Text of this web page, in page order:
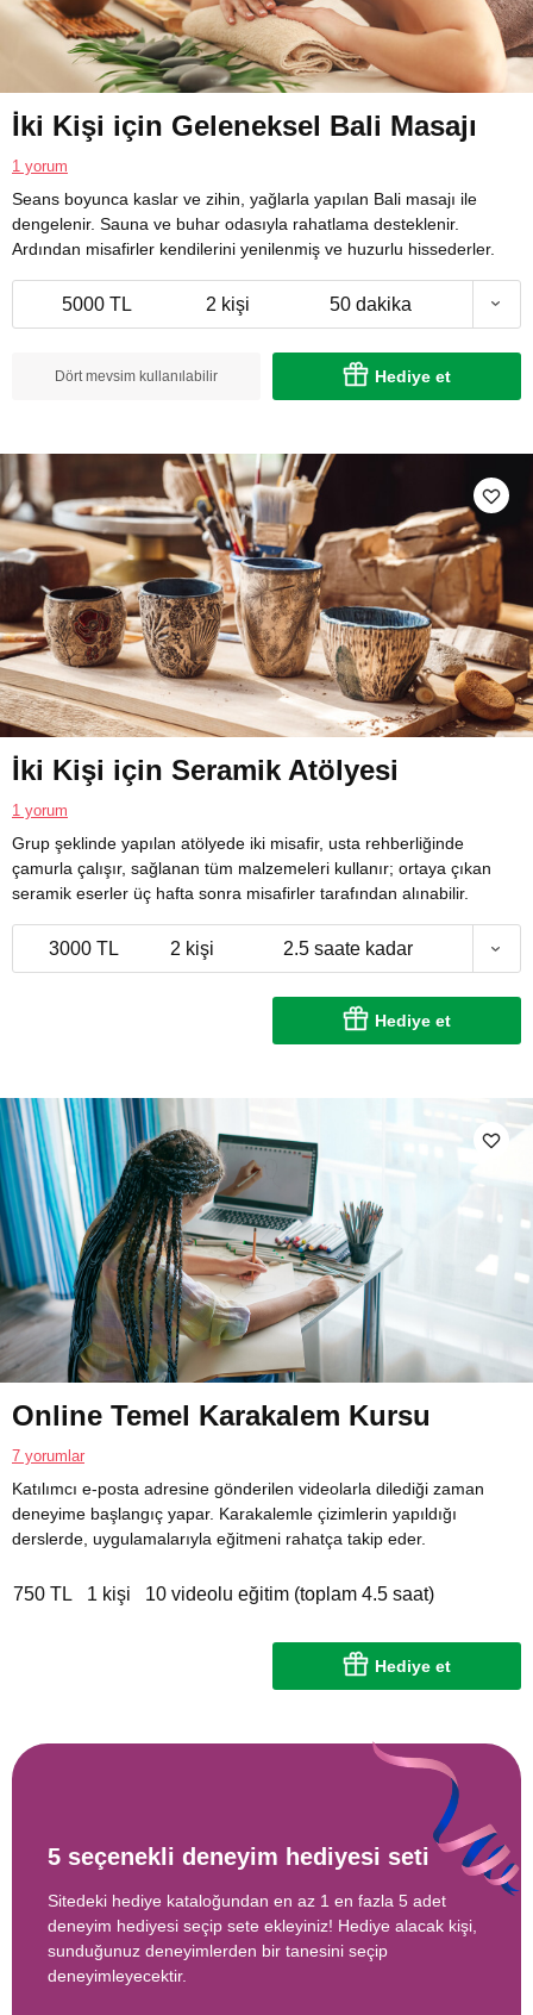
İki Kişi için Geleneksel Bali Masajı
1 yorum
Seans boyunca kaslar ve zihin, yağlarla yapılan Bali masajı ile
dengelenir. Sauna ve buhar odasıyla rahatlama desteklenir.
Ardından misafirler kendilerini yenilenmiş ve huzurlu hissederler.
5000 TL 2 kişi 50 dakika
Dört mevsim kullanılabilir Hediye et
İki Kişi için Seramik Atölyesi
1 yorum
Grup şeklinde yapılan atölyede iki misafir, usta rehberliğinde
çamurla çalışır, sağlanan tüm malzemeleri kullanır; ortaya çıkan
seramik eserler üç hafta sonra misafirler tarafından alınabilir.
3000 TL 2 kişi 2.5 saate kadar
Hediye et
Online Temel Karakalem Kursu
7 yorumlar
Katılımcı e-posta adresine gönderilen videolarla dilediği zaman
deneyime başlangıç yapar. Karakalemle çizimlerin yapıldığı
derslerde, uygulamalarıyla eğitmeni rahatça takip eder.
750 TL 1 kişi 10 videolu eğitim (toplam 4.5 saat)
Hediye et
5 seçenekli deneyim hediyesi seti
Sitedeki hediye kataloğundan en az 1 en fazla 5 adet
deneyim hediyesi seçip sete ekleyiniz! Hediye alacak kişi,
sunduğunuz deneyimlerden bir tanesini seçip
deneyimleyecektir.